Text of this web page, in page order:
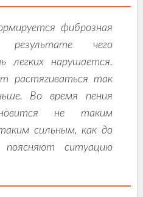
фиброзная
чего
легких нарушается.
растягиваться так
Во время пения
не таким
сильным, как до
поясняют ситуацию